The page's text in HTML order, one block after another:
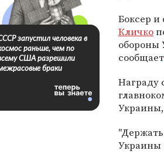
Боксер
Кличко
обороны
сообщает
Награду
Украины
запустил человека в
раньше, чем по
США разрешили
браки